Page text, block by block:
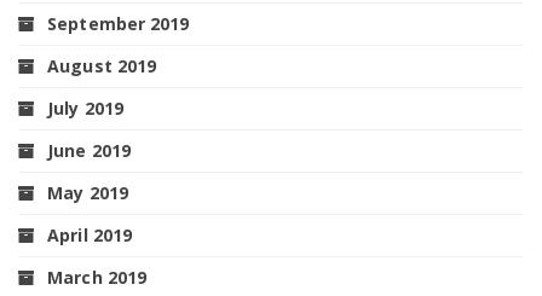
September 2019
August 2019
July 2019
June 2019
May 2019
April 2019
March 2019